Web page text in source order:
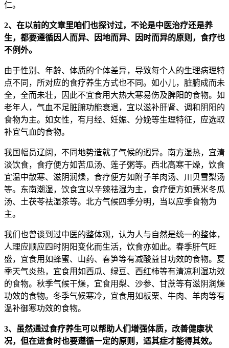
仁。
2、在以前的文章里咱们也探讨过，不论是中医治疗还是养
生，都要遵循因人而异、因地而异、因时而异的原则，食疗也
不例外。
由于性别、年龄、体质的个体差异，导致每个人的生理病理特
点不同，所对应的食疗养生方式也不同。如小儿，脏腑成而未
全，全而未壮，因此不宜食用大热大寒易伤及脾阳的食物。如
老年人，气血不足脏腑功能衰退，宜以滋补肝肾、调和阴阳的
食物为主。如女性，有月经、妊娠、分娩等生理特征，应选取
补宜气血的食物。
我国幅员辽阔，不同地势造就了气候的迥异。南方湿热，宜清
淡饮食，食疗便方如苦瓜汤、莲子粥等。西北高寒干燥，饮食
宜温中散寒、滋阴润燥，食疗便方如附子羊肉汤、川贝雪梨汤
等。东南潮湿，饮食宜以辛辣祛湿为主，食疗便方如薏米冬瓜
汤、土茯苓祛湿茶等。北方气候四季分明，当以应季食物为
主。
我们也曾谈到过中医的整体观，认为人与自然是统一的整体，
人理应顺应四时阴阳变化而生活，饮食亦如此。春季肝气旺
盛，宜食用如蜂蜜、山药、春笋等有减酸益甘功效的食物。夏
季天气炎热，宜食用如西瓜、绿豆、西红柿等有清凉利湿功效
的食物。秋季气候干燥，宜食用梨、沙参、甘蔗等有滋阴润燥
功效的食物。冬季气候寒冷，宜食用如板栗、牛肉、羊肉等有
温补御寒功效的食物。
3、虽然通过食疗养生可以帮助人们增强体质，改善健康状
况，但在进食时也要遵循一定的原则，适其症才能得其效。